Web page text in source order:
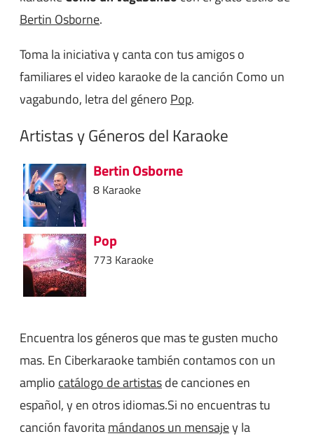
Bertin Osborne.
Toma la iniciativa y canta con tus amigos o
familiares el video karaoke de la canción Como un
vagabundo, letra del género Pop.
Artistas y Géneros del Karaoke
Bertin Osborne
8 Karaoke
Pop
773 Karaoke
Encuentra los géneros que mas te gusten mucho
mas. En Ciberkaraoke también contamos con un
amplio catálogo de artistasde canciones en
español, y en otros idiomas.Si no encuentras tu
canción favoritamándanos un mensajey la